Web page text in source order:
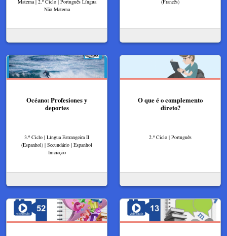
Não Materna
Océano: Profesiones y
deportes
3.º Ciclo | Língua Estrangeira II
(Espanhol) | Secundário | Espanhol
Iniciação
O que é o complemento
direto?
2.º Ciclo | Português